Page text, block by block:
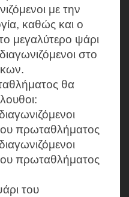
με την
καθώς και ο
μεγαλύτερο ψάρι
στο
θα
πρωταθλήματος
πρωταθλήματος
του